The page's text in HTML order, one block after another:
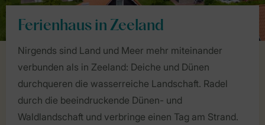
Ferienhaus in Zeeland
Nirgends sind Land und Meer mehr miteinander
verbunden als in Zeeland: Deiche und Dünen
durchqueren die wasserreiche Landschaft. Radel
durch die beeindruckende Dünen- und
Waldlandschaft und verbringe einen Tag am Strand.